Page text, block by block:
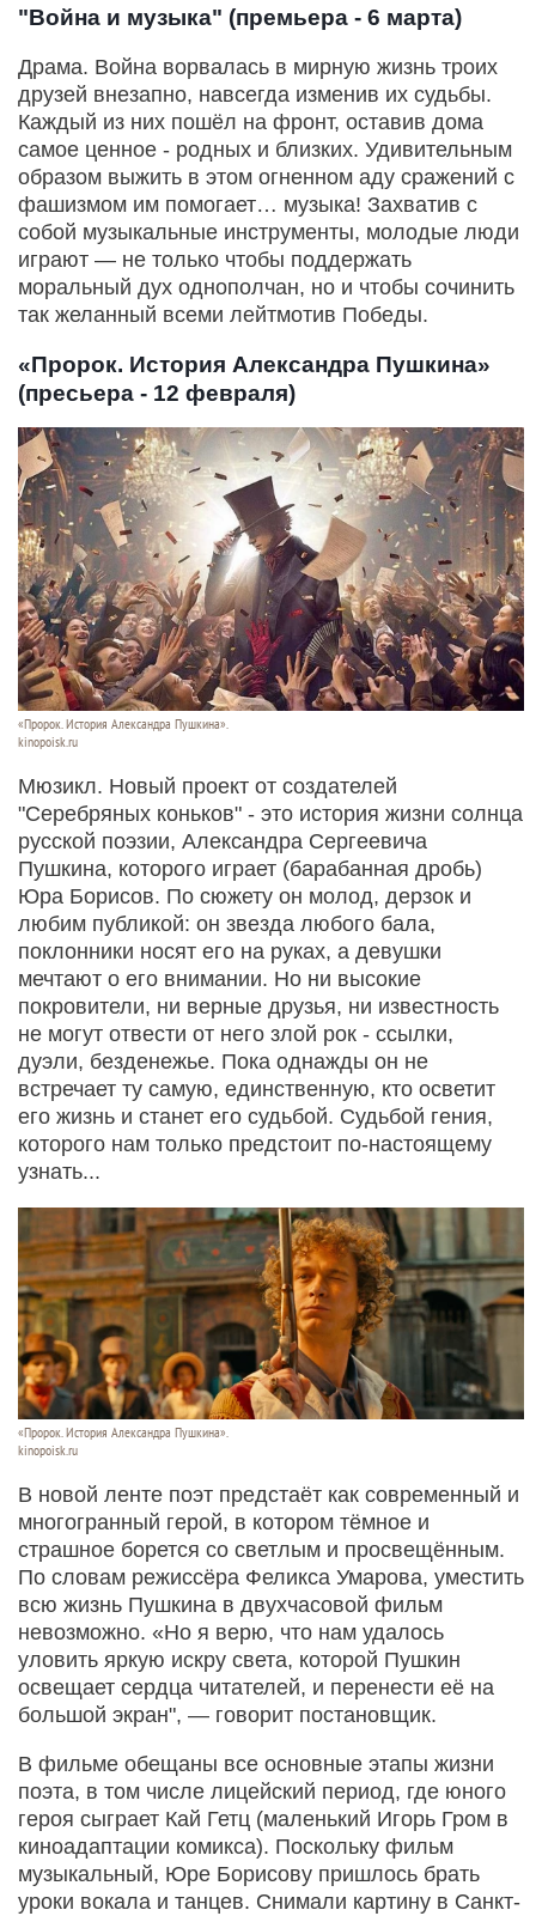
"Война и музыка" (премьера - 6 марта)
Драма. Война ворвалась в мирную жизнь троих
друзей внезапно, навсегда изменив их судьбы.
Каждый из них пошёл на фронт, оставив дома
самое ценное - родных и близких. Удивительным
образом выжить в этом огненном аду сражений с
фашизмом им помогает… музыка! Захватив с
собой музыкальные инструменты, молодые люди
играют — не только чтобы поддержать
моральный дух однополчан, но и чтобы сочинить
так желанный всеми лейтмотив Победы.
«Пророк. История Александра Пушкина»
(пресьера - 12 февраля)
«Пророк. История Александра Пушкина».
kinopoisk.ru
Мюзикл. Новый проект от создателей
"Серебряных коньков" - это история жизни солнца
русской поэзии, Александра Сергеевича
Пушкина, которого играет (барабанная дробь)
Юра Борисов. По сюжету он молод, дерзок и
любим публикой: он звезда любого бала,
поклонники носят его на руках, а девушки
мечтают о его внимании. Но ни высокие
покровители, ни верные друзья, ни известность
не могут отвести от него злой рок - ссылки,
дуэли, безденежье. Пока однажды он не
встречает ту самую, единственную, кто осветит
его жизнь и станет его судьбой. Судьбой гения,
которого нам только предстоит по-настоящему
узнать...
«Пророк. История Александра Пушкина».
kinopoisk.ru
В новой ленте поэт предстаёт как современный и
многогранный герой, в котором тёмное и
страшное борется со светлым и просвещённым.
По словам режиссёра Феликса Умарова, уместить
всю жизнь Пушкина в двухчасовой фильм
невозможно. «Но я верю, что нам удалось
уловить яркую искру света, которой Пушкин
освещает сердца читателей, и перенести её на
большой экран", — говорит постановщик.
В фильме обещаны все основные этапы жизни
поэта, в том числе лицейский период, где юного
героя сыграет Кай Гетц (маленький Игорь Гром в
киноадаптации комикса). Поскольку фильм
музыкальный, Юре Борисову пришлось брать
уроки вокала и танцев. Снимали картину в Санкт-